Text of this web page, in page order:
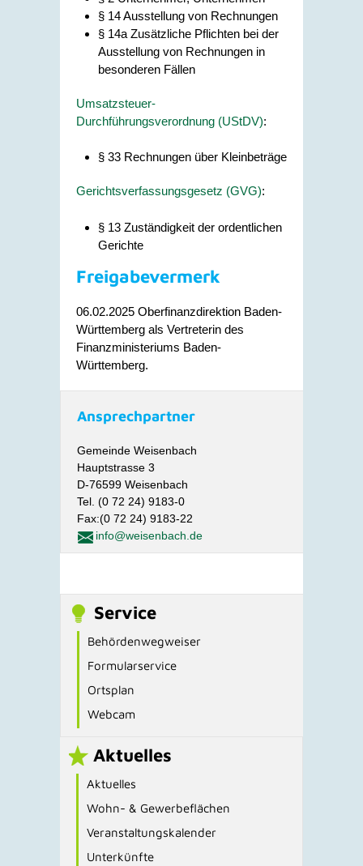
§ 14 Ausstellung von Rechnungen
§ 14a Zusätzliche Pflichten bei der
Ausstellung von Rechnungen in
besonderen Fällen
Umsatzsteuer-
Durchführungsverordnung (UStDV):
§ 33 Rechnungen über Kleinbeträge
Gerichtsverfassungsgesetz (GVG):
§ 13 Zuständigkeit der ordentlichen
Gerichte
Freigabevermerk
06.02.2025 Oberfinanzdirektion Baden-
Württemberg als Vertreterin des
Finanzministeriums Baden-
Württemberg.
Ansprechpartner
Gemeinde Weisenbach
Hauptstrasse 3
D-76599 Weisenbach
Tel. (0 72 24) 9183-0
Fax:(0 72 24) 9183-22
info@weisenbach.de
Service
Behördenwegweiser
Formularservice
Ortsplan
Webcam
Aktuelles
Aktuelles
Wohn- & Gewerbeflächen
Veranstaltungskalender
Unterkünfte